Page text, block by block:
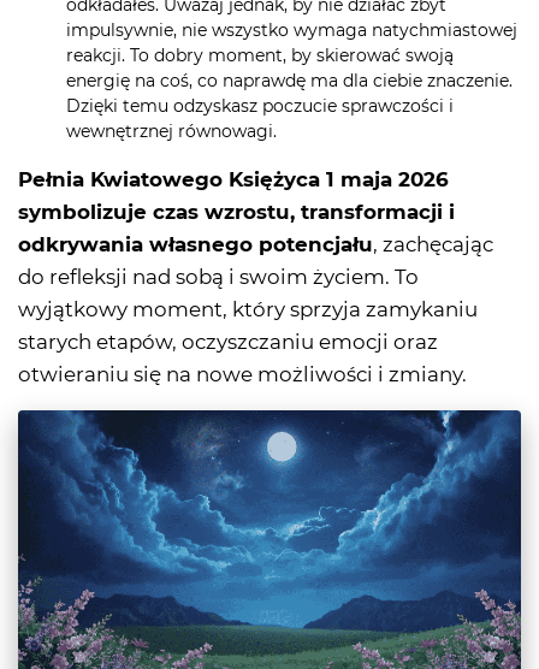
odkładałeś. Uważaj jednak, by nie działać zbyt
impulsywnie, nie wszystko wymaga natychmiastowej
reakcji. To dobry moment, by skierować swoją
energię na coś, co naprawdę ma dla ciebie znaczenie.
Dzięki temu odzyskasz poczucie sprawczości i
wewnętrznej równowagi.
Pełnia Kwiatowego Księżyca 1 maja 2026
symbolizuje czas wzrostu, transformacji i
odkrywania własnego potencjału, zachęcając
do refleksji nad sobą i swoim życiem. To
wyjątkowy moment, który sprzyja zamykaniu
starych etapów, oczyszczaniu emocji oraz
otwieraniu się na nowe możliwości i zmiany.